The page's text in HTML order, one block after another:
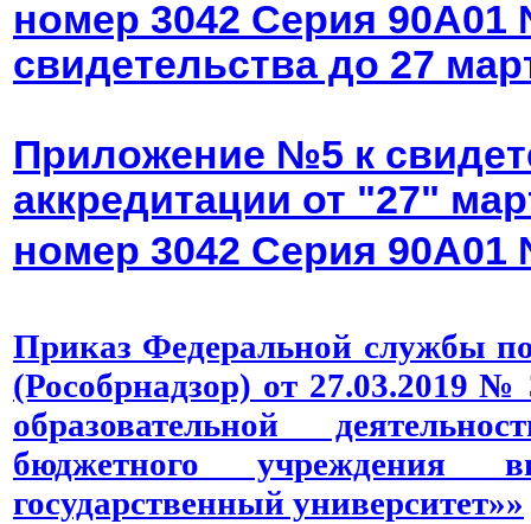
номер 3042 Серия 90А01
свидетельства до 27
Приложение №5 к
аккредитации от "27"
номер 3042 Серия 90А01
Приказ Федеральной службы
(Рособрнадзор) от 27.03.2019
образовательной
бюджетного учреждения
государственный университет»»